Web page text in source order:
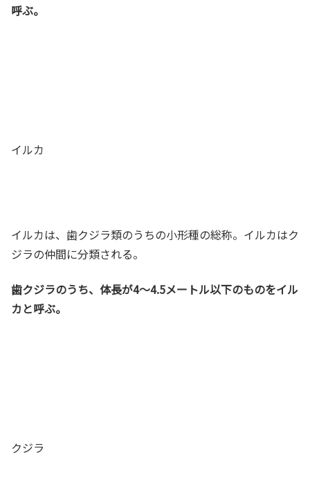
呼ぶ。
イルカ
イルカは、歯クジラ類のうちの小形種の総称。イルカはク
ジラの仲間に分類される。
歯クジラのうち、体長が4～4.5メートル以下のものをイル
カと呼ぶ。
クジラ